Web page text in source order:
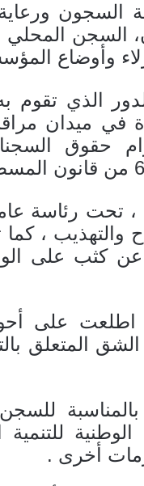
السجون
السجن المحلي
وأوضاع
الذي تقوم
في ميدان
حقوق
تحت رئاسة
والتهذيب ،
كثب على
اطلعت على
المتعلق
الوطنية
أخرى .